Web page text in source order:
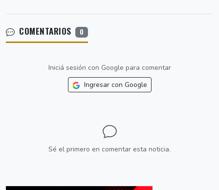
COMENTARIOS 0
Iniciá sesión con Google para comentar
Ingresar con Google
Sé el primero en comentar esta noticia.